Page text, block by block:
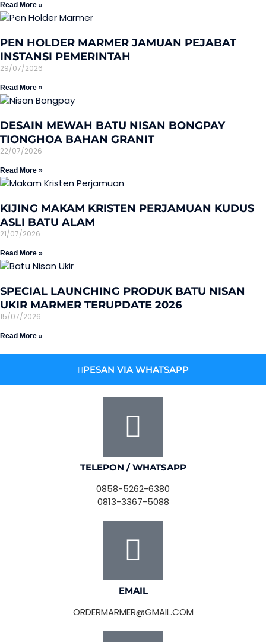
Read More »
PEN HOLDER MARMER JAMUAN PEJABAT
INSTANSI PEMERINTAH
29/07/2026
Read More »
DESAIN MEWAH BATU NISAN BONGPAY
TIONGHOA BAHAN GRANIT
22/07/2026
Read More »
KIJING MAKAM KRISTEN PERJAMUAN KUDUS
ASLI BATU ALAM
21/07/2026
Read More »
SPECIAL LAUNCHING PRODUK BATU NISAN
UKIR MARMER TERUPDATE 2026
15/07/2026
Read More »
PESAN VIA WHATSAPP
TELEPON / WHATSAPP
0858-5262-6380
0813-3367-5088
EMAIL
ORDERMARMER@GMAIL.COM